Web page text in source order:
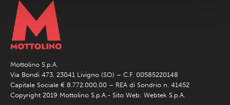
Mottolino S.p.A.
Via Bondi 473, 23041 Livigno (SO) – C.F. 00585220148
Capitale Sociale € 8.772.000,00 – REA di Sondrio n. 41452
Copyright 2019 Mottolino S.p.A.- Sito Web: Webtek S.p.A.